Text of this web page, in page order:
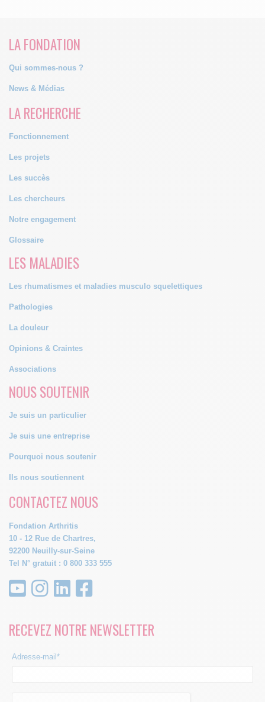
LA FONDATION
Qui sommes-nous ?
News & Médias
LA RECHERCHE
Fonctionnement
Les projets
Les succès
Les chercheurs
Notre engagement
Glossaire
LES MALADIES
Les rhumatismes et maladies musculo squelettiques
Pathologies
La douleur
Opinions & Craintes
Associations
NOUS SOUTENIR
Je suis un particulier
Je suis une entreprise
Pourquoi nous soutenir
Ils nous soutiennent
CONTACTEZ NOUS
Fondation Arthritis
10 - 12 Rue de Chartres,
92200 Neuilly-sur-Seine
Tel N° gratuit : 0 800 333 555
RECEVEZ NOTRE NEWSLETTER
Adresse-mail*